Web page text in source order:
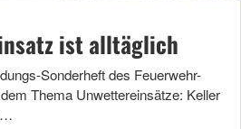
ist alltäglich
Sonderheft des Feuerwehr-
Thema Unwettereinsätze: Keller
…